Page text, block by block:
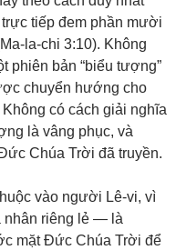
tiếp đem phần mười
Ma-la-chi 3:10). Không
phiên bản “biểu tượng”
chuyển hướng cho
có cách giải nghĩa
là vâng phục, và
Chúa Trời đã truyền.
vào người Lê-vi, vì
nhân riêng lẻ — là
mặt Đức Chúa Trời để